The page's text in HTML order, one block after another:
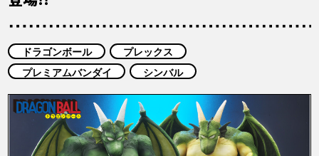
MOVIE
COLUMNS
ABOUT
ドラゴンボール
プレックス
プレミアムバンダイ
シンバル